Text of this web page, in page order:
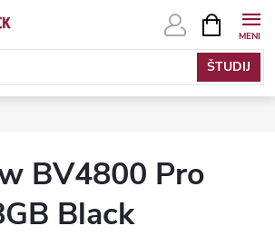
CART
BV4800 Pro
Black